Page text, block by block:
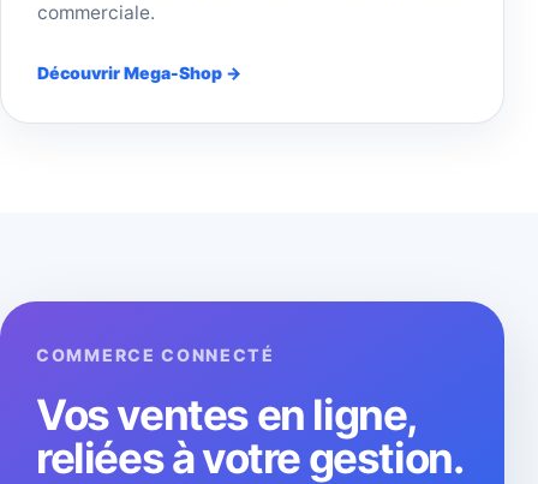
commerciale.
Découvrir Mega-Shop →
COMMERCE CONNECTÉ
Vos ventes en ligne,
reliées à votre gestion.